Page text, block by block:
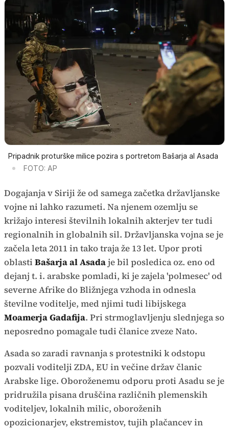
Pripadnik proturške milice pozira s portretom Bašarja al Asada
FOTO: AP
Dogajanja v Siriji že od samega začetka državljanske
vojne ni lahko razumeti. Na njenem ozemlju se
križajo interesi številnih lokalnih akterjev ter tudi
regionalnih in globalnih sil. Državljanska vojna se je
začela leta 2011 in tako traja že 13 let. Upor proti
oblasti Bašarja al Asadaje bil posledica oz. eno od
dejanj t. i. arabske pomladi, ki je zajela 'polmesec' od
severne Afrike do Bližnjega vzhoda in odnesla
številne voditelje, med njimi tudi libijskega
Moamerja Gadafija. Pri strmoglavljenju slednjega so
neposredno pomagale tudi članice zveze Nato.
Asada so zaradi ravnanja s protestniki k odstopu
pozvali voditelji ZDA, EU in večine držav članic
Arabske lige. Oboroženemu odporu proti Asadu se je
pridružila pisana druščina različnih plemenskih
voditeljev, lokalnih milic, oboroženih
opozicionarjev, ekstremistov, tujih plačancev in